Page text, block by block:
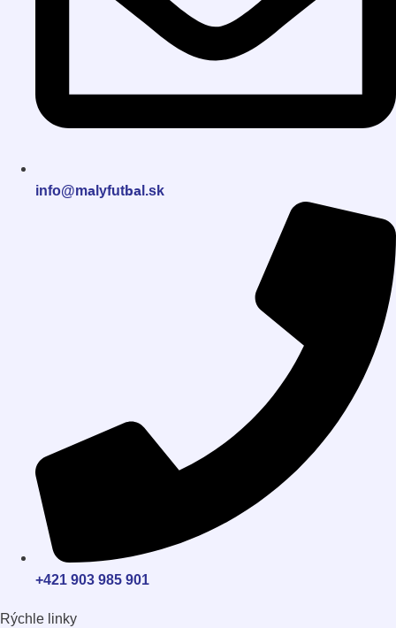
info@malyfutbal.sk
+421 903 985 901
Rýchle linky